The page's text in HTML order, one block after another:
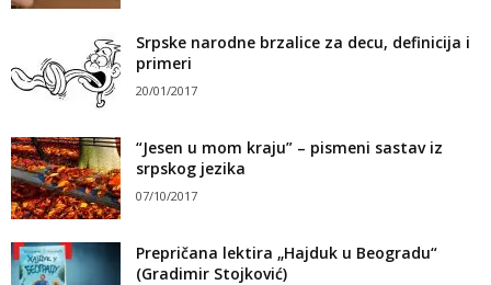
Srpske narodne brzalice za decu, definicija i
primeri
20/01/2017
“Jesen u mom kraju” – pismeni sastav iz
srpskog jezika
07/10/2017
Prepričana lektira „Hajduk u Beogradu“
(Gradimir Stojković)